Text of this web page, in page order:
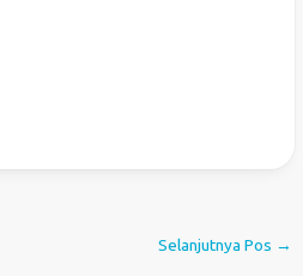
Selanjutnya Pos →